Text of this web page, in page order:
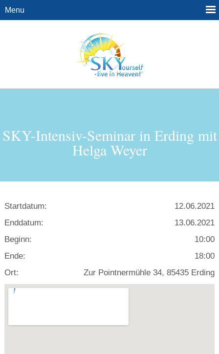
SKY-Intensiv-Seminar in Erding mit
Helga Weyer
Startdatum:
12.06.2021
Enddatum:
13.06.2021
Beginn:
10:00
Ende:
18:00
Ort:
Zur Pointnermühle 34, 85435 Erding